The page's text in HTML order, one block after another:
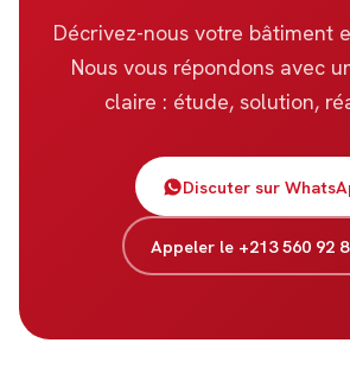
Décrivez-nous votre bâtiment
Nous vous répondons avec
claire : étude, solution,
Discuter sur
Appeler le +213 560 92